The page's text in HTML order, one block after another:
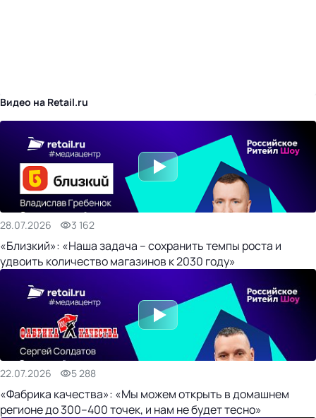
Видео на Retail.ru
28.07.2026 3 162
«Близкий»: «Наша задача – сохранить темпы роста и
удвоить количество магазинов к 2030 году»
22.07.2026 5 288
«Фабрика качества»: «Мы можем открыть в домашнем
регионе до 300–400 точек, и нам не будет тесно»